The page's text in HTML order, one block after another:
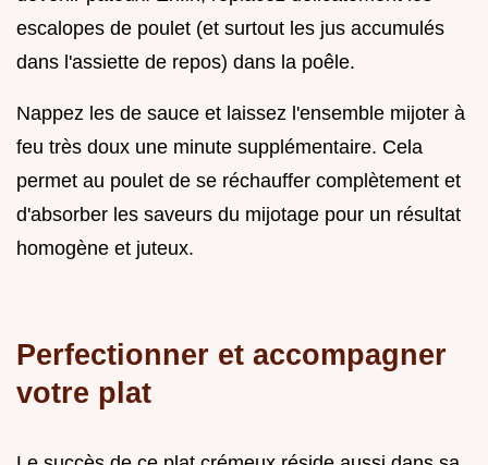
escalopes de poulet (et surtout les jus accumulés
dans l'assiette de repos) dans la poêle.
Nappez les de sauce et laissez l'ensemble mijoter à
feu très doux une minute supplémentaire. Cela
permet au poulet de se réchauffer complètement et
d'absorber les saveurs du mijotage pour un résultat
homogène et juteux.
Perfectionner et accompagner
votre plat